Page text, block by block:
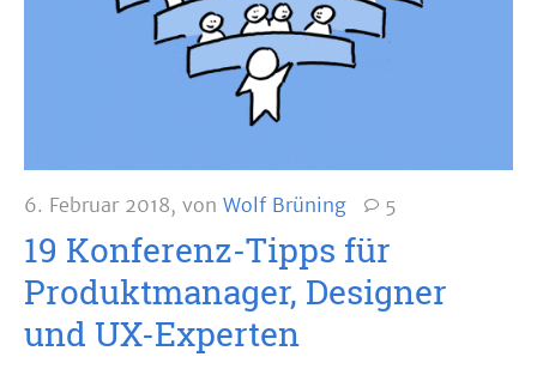
6. Februar 2018, von Wolf Brüning 5
19 Konferenz-Tipps für
Produktmanager, Designer
und UX-Experten